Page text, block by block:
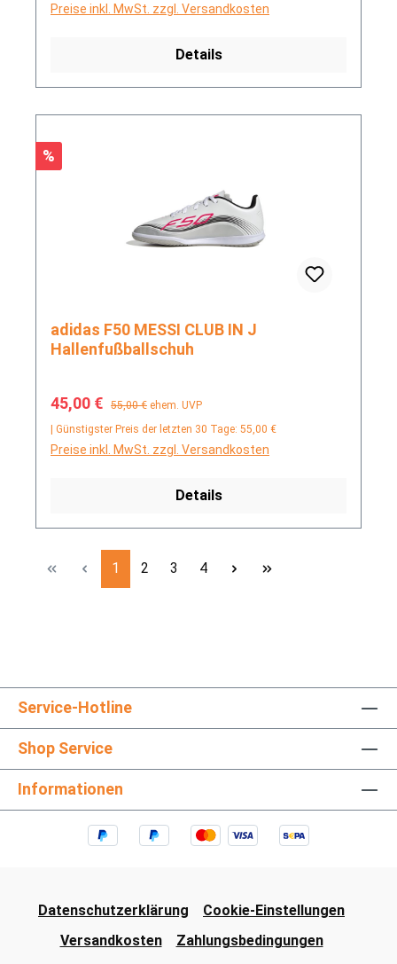
Preise inkl. MwSt. zzgl. Versandkosten
Details
Rabatt
%
adidas F50 MESSI CLUB IN J
Hallenfußballschuh
Verkaufspreis:
45,00 € Regulärer Preis:
55,00 € ehem. UVP
| Günstigster Preis der letzten 30 Tage: 55,00 €
Preise inkl. MwSt. zzgl. Versandkosten
Details
Seite
1 Seite
2 Seite
3 Seite
4
Service-Hotline
Shop Service
Informationen
Datenschutzerklärung
Cookie-Einstellungen
Versandkosten
Zahlungsbedingungen